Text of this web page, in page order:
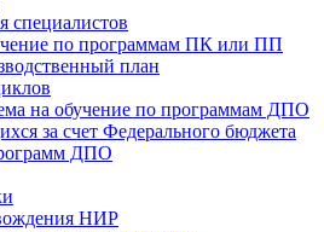
специалистов
по программам ПК или ПП
план
на обучение по программам ДПО
за счет Федерального бюджета
ДПО
НИР